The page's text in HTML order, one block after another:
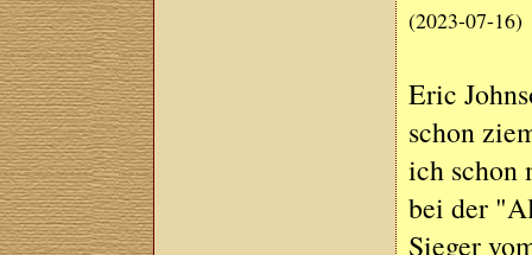
(2023-07-16)
Eric
schon
ich schon
bei der
Sieger